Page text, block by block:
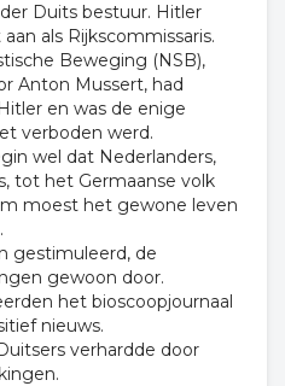
Duits bestuur. Hitler
als Rijkscommissaris.
Beweging (NSB),
Anton Mussert, had
en was de enige
verboden werd.
wel dat Nederlanders,
tot het Germaanse volk
moest het gewone leven
gestimuleerd, de
gewoon door.
het bioscoopjournaal
nieuws.
verhardde door